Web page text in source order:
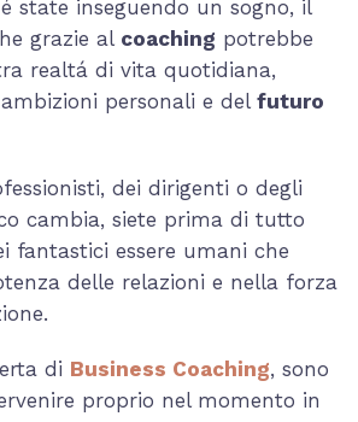
state inseguendo un sogno, il
grazie al coaching potrebbe
realtá di vita quotidiana,
personali e del futuro
dei dirigenti o degli
cambia, siete prima di tutto
fantastici essere umani che
delle relazioni e nella forza
di Business Coaching, sono
proprio nel momento in